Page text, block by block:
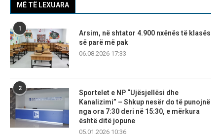
MË TË LEXUARA
1
Arsim, në shtator 4.900 nxënës të klasës
së parë më pak
06.08.2026 17:33
2
Sportelet e NP “Ujësjellësi dhe
Kanalizimi” – Shkup nesër do të punojnë
nga ora 7:30 deri në 15:30, e mërkura
është ditë jopune
05.01.2026 10:36